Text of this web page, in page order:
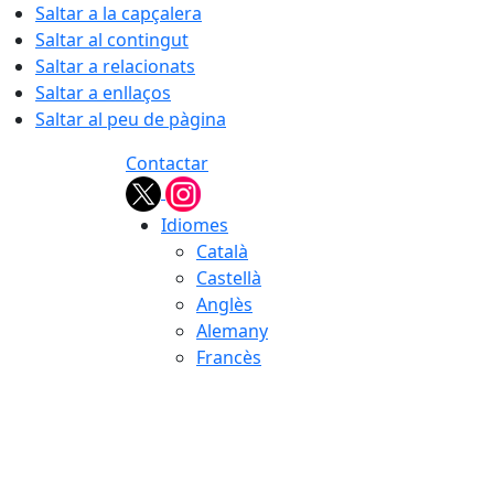
Saltar a la capçalera
Saltar al contingut
Saltar a relacionats
Saltar a enllaços
Saltar al peu de pàgina
Contactar
Idiomes
Català
Castellà
Anglès
Alemany
Francès